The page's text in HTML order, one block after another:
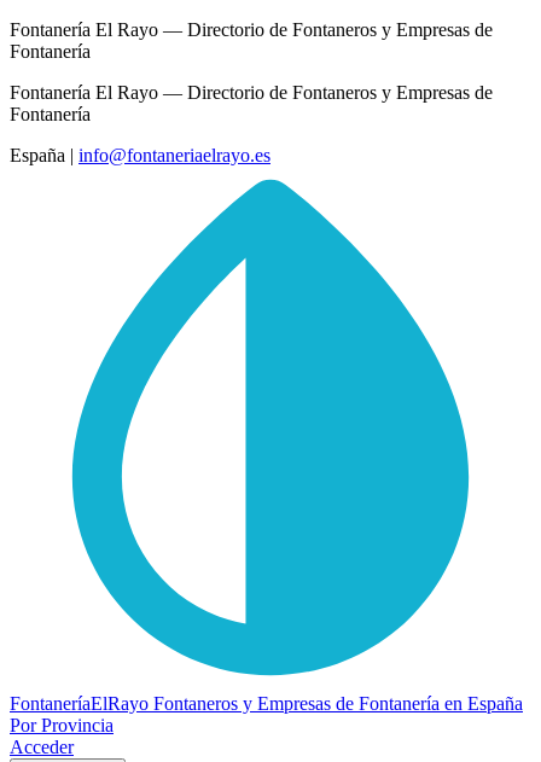
Fontanería El Rayo — Directorio de Fontaneros y Empresas de
Fontanería
Fontanería El Rayo — Directorio de Fontaneros y Empresas de
Fontanería
España | info@fontaneriaelrayo.es
FontaneríaElRayo Fontaneros y Empresas de Fontanería en España
Por Provincia
Acceder